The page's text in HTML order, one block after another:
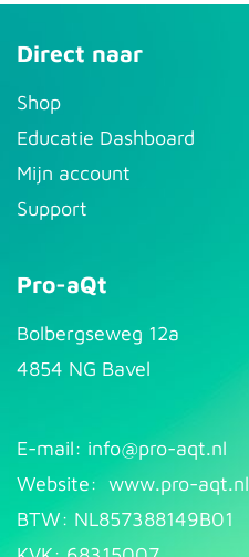
Direct naar
S​hop
Educatie Dashboard
Mijn account
Support
Pro-aQt
Bolbergseweg 12a
4854 NG Bavel
E-mail: info@pr​o-aqt.nl
Website: www.pro-aqt.nl
BTW: NL857388149B01